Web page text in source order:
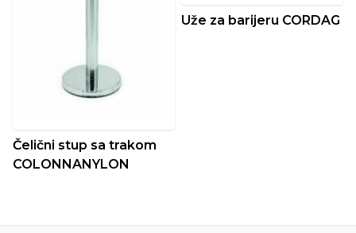
Čelični stup sa trakom
COLONNANYLON
Uže za barijeru CORDAG